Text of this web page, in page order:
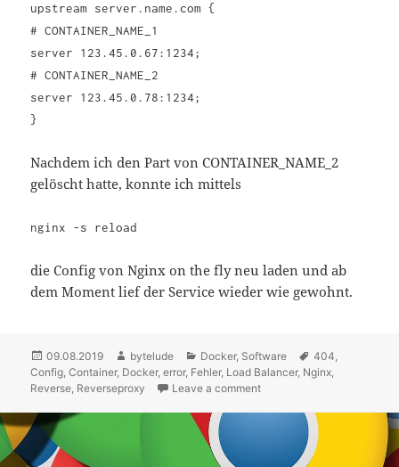
upstream server.name.com {
# CONTAINER_NAME_1
server 123.45.0.67:1234;
# CONTAINER_NAME_2
server 123.45.0.78:1234;
}
Nachdem ich den Part von CONTAINER_NAME_2
gelöscht hatte, konnte ich mittels
nginx -s reload
die Config von Nginx on the fly neu laden und ab
dem Moment lief der Service wieder wie gewohnt.
Posted
on
09.08.2019 Author
bytelude Categories
Docker, Software Tags
404,
Config,Container, Docker,error, Fehler, Load Balancer, Nginx,
Reverse, Reverseproxy Leave a comment